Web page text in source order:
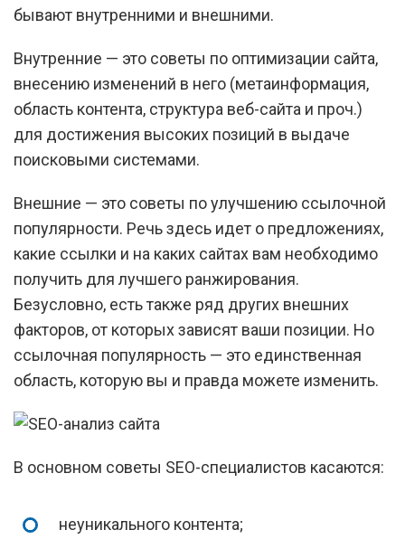
бывают внутренними и внешними.
Внутренние — это советы по оптимизации сайта,
внесению изменений в него (метаинформация,
область контента, структура веб-сайта и проч.)
для достижения высоких позиций в выдаче
поисковыми системами.
Внешние — это советы по улучшению ссылочной
популярности. Речь здесь идет о предложениях,
какие ссылки и на каких сайтах вам необходимо
получить для лучшего ранжирования.
Безусловно, есть также ряд других внешних
факторов, от которых зависят ваши позиции. Но
ссылочная популярность — это единственная
область, которую вы и правда можете изменить.
В основном советы SEO-специалистов касаются:
неуникального контента;